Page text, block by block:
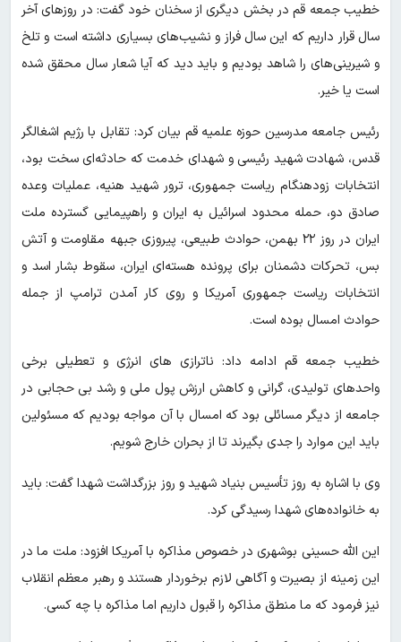
خطیب جمعه قم در بخش دیگری از سخنان خود گفت: در روزهای آخر
سال قرار داریم که این سال فراز و نشیب‌های بسیاری داشته است و تلخ
و شیرینی‌های را شاهد بودیم و باید دید که آیا شعار سال محقق شده
است یا خیر.
رئیس جامعه مدرسین حوزه علمیه قم بیان کرد: تقابل با رژیم اشغالگر
قدس، شهادت شهید رئیسی و شهدای خدمت که حادثه‌ای سخت بود،
انتخابات زودهنگام ریاست جمهوری، ترور شهید هنیه، عملیات وعده
صادق دو، حمله محدود اسرائیل به ایران و راهپیمایی گسترده ملت
ایران در روز ۲۲ بهمن، حوادث طبیعی، پیروزی جبهه مقاومت و آتش
بس، تحرکات دشمنان برای پرونده هسته‌ای ایران، سقوط بشار اسد و
انتخابات ریاست جمهوری آمریکا و روی کار آمدن ترامپ از جمله
حوادث امسال بوده است.
خطیب جمعه قم ادامه داد: ناترازی های انرژی و تعطیلی برخی
واحدهای تولیدی، گرانی و کاهش ارزش پول ملی و رشد بی حجابی در
جامعه از دیگر مسائلی بود که امسال با آن مواجه بودیم که مسئولین
باید این موارد را جدی بگیرند تا از بحران خارج شویم.
وی با اشاره به روز تأسیس بنیاد شهید و روز بزرگداشت شهدا گفت: باید
به خانواده‌های شهدا رسیدگی کرد.
این الله حسینی بوشهری در خصوص مذاکره با آمریکا افزود: ملت ما در
این زمینه از بصیرت و آگاهی لازم برخوردار هستند و رهبر معظم انقلاب
نیز فرمود که ما منطق مذاکره را قبول داریم اما مذاکره با چه کسی.